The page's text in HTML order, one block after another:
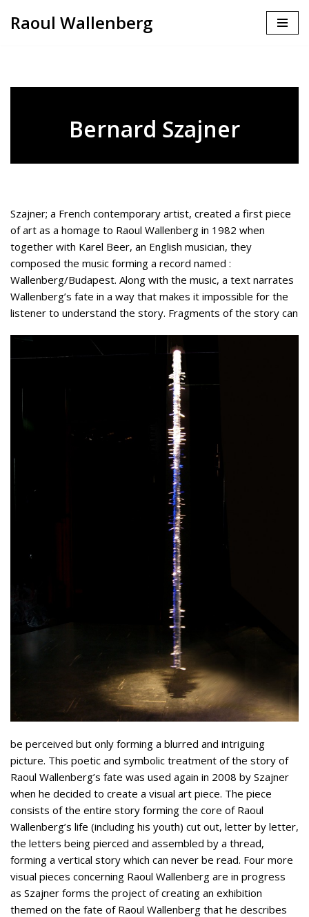
Raoul Wallenberg
Bernard Szajner
Szajner; a French contemporary artist, created a first piece
of art as a homage to Raoul Wallenberg in 1982 when
together with Karel Beer, an English musician, they
composed the music forming a record named :
Wallenberg/Budapest. Along with the music, a text narrates
Wallenberg’s fate in a way that makes it impossible for the
listener to understand the story. Fragments of the story can
be perceived but only forming a blurred and intriguing
picture. This poetic and symbolic treatment of the story of
Raoul Wallenberg’s fate was used again in 2008 by Szajner
when he decided to create a visual art piece. The piece
consists of the entire story forming the core of Raoul
Wallenberg’s life (including his youth) cut out, letter by letter,
the letters being pierced and assembled by a thread,
forming a vertical story which can never be read. Four more
visual pieces concerning Raoul Wallenberg are in progress
as Szajner forms the project of creating an exhibition
themed on the fate of Raoul Wallenberg that he describes